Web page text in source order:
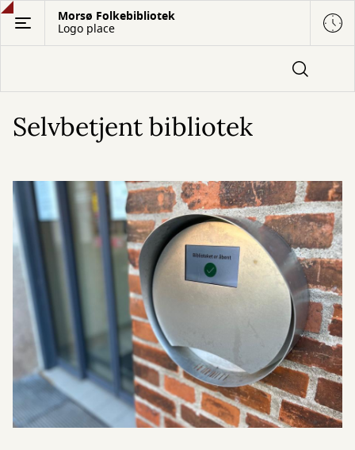
Gå
hovedindhold
Morsø Folkebibliotek
Logo place
Selvbetjent bibliotek